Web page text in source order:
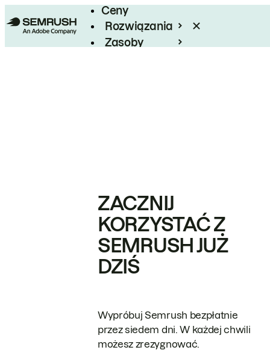
Ceny
Rozwiązania
Zasoby
ZACZNIJ
KORZYSTAĆ Z
SEMRUSH JUŻ
DZIŚ
Wypróbuj Semrush bezpłatnie
przez siedem dni. W każdej chwili
możesz zrezygnować.